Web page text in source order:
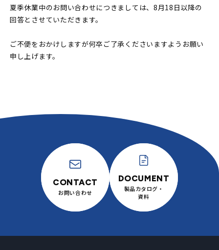
夏季休業中のお問い合わせにつきましては、8月18日以降の
回答とさせていただきます。
ご不便をおかけしますが何卒ご了承くださいますようお願い
申し上げます。
お問い合わせ
製品カタログ・
資料